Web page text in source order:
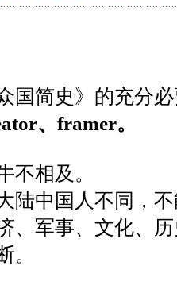
国简史》的充分
、framer。
不相及。
陆中国人不同，
、军事、文化、
。